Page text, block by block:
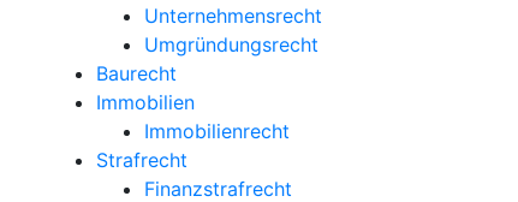
Unternehmensrecht
Umgründungsrecht
Baurecht
Immobilien
Immobilienrecht
Strafrecht
Finanzstrafrecht